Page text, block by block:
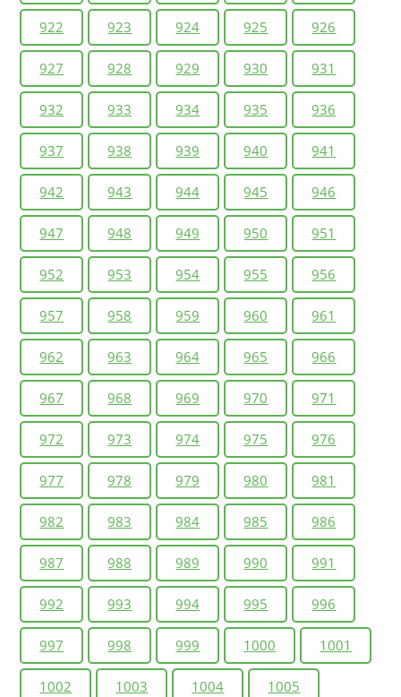
922 923 924 925 926
927 928 929 930 931
932 933 934 935 936
937 938 939 940 941
942 943 944 945 946
947 948 949 950 951
952 953 954 955 956
957 958 959 960 961
962 963 964 965 966
967 968 969 970 971
972 973 974 975 976
977 978 979 980 981
982 983 984 985 986
987 988 989 990 991
992 993 994 995 996
997 998 999 1000 1001
1002 1003 1004 1005